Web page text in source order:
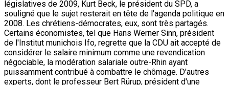
législatives de 2009, Kurt Beck, le président du SPD, a
souligné que le sujet resterait en tête de l'agenda politique en
2008. Les chrétiens-démocrates, eux, sont très partagés.
Certains économistes, tel que Hans Werner Sinn, président
de l'Institut munichois Ifo, regrette que la CDU ait accepté de
considérer le salaire minimum comme une revendication
négociable, la modération salariale outre-Rhin ayant
puissamment contribué à combattre le chômage. D'autres
experts, dont le professeur Bert Rürup, président d'une